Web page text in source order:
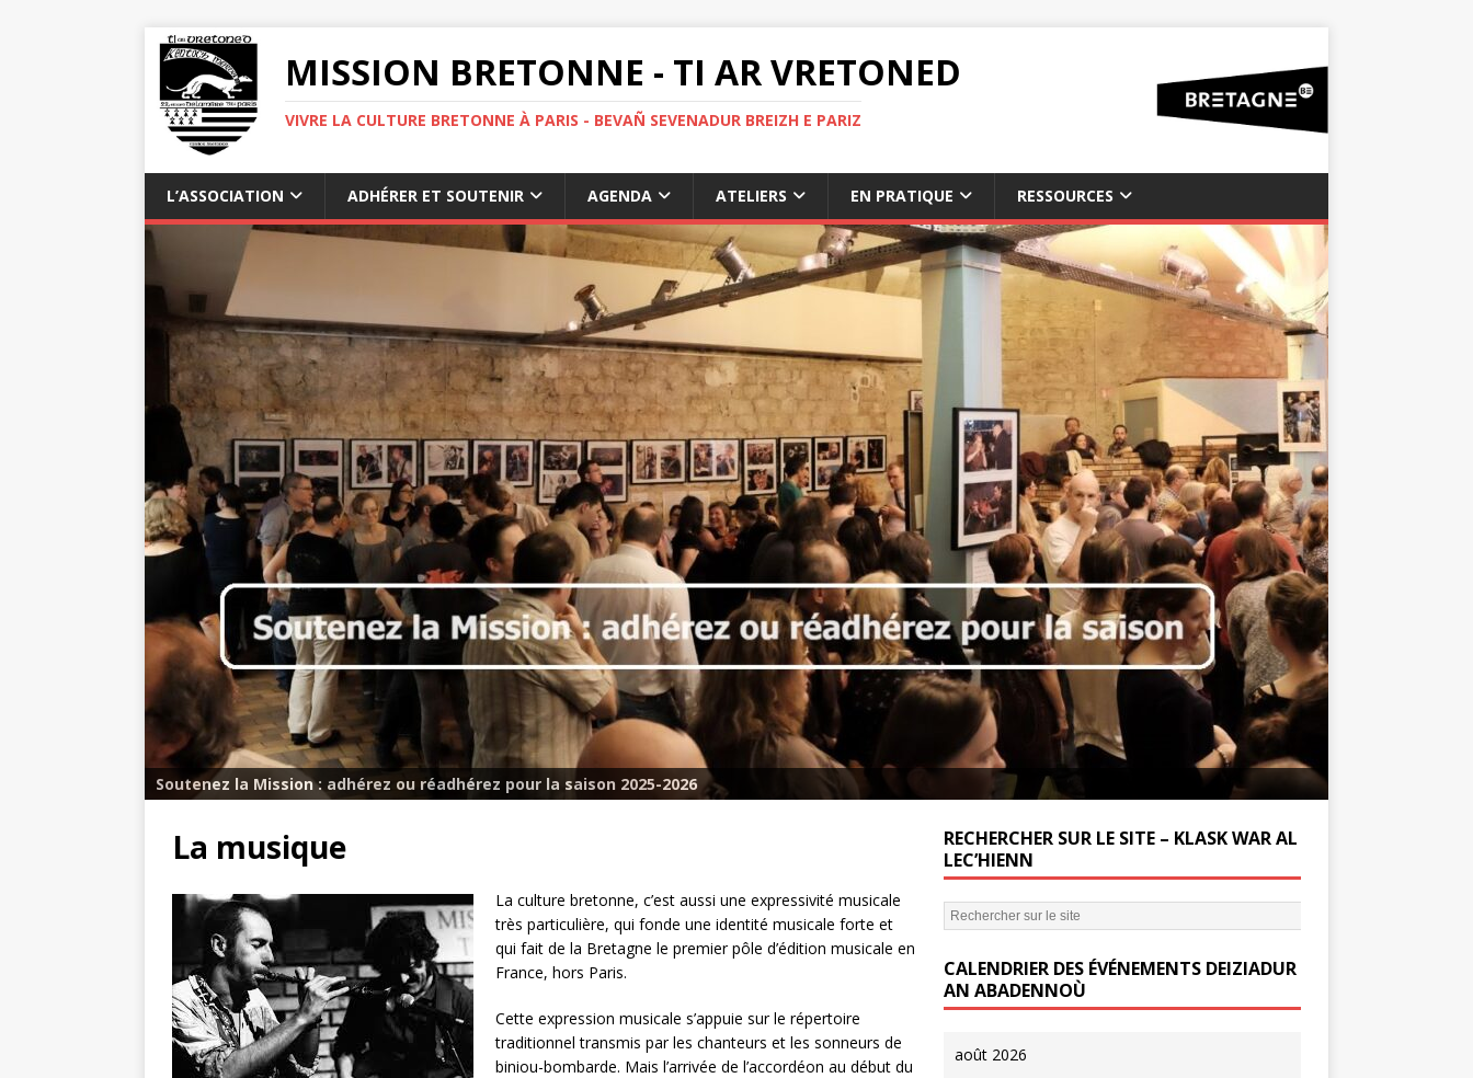
MISSION BRETONNE - TI AR VRETONED
VIVRE LA CULTURE BRETONNE À PARIS - BEVAÑ SEVENADUR BREIZH E PARIZ
L’ASSOCIATION ADHÉRER ET SOUTENIR AGENDA ATELIERS EN PRATIQUE RESSOURCES
Soutenez la Mission : adhérez ou réadhérez pour la saison 2025-2026
La musique
La culture bretonne, c’est aussi une expressivité musicale
très particulière, qui fonde une identité musicale forte et
qui fait de la Bretagne le premier pôle d’édition musicale en
France, hors Paris.
Cette expression musicale s’appuie sur le répertoire
traditionnel transmis par les chanteurs et les sonneurs de
biniou-bombarde. Mais l’arrivée de l’accordéon au début du
RECHERCHER SUR LE SITE – KLASK WAR AL
LEC’HIENN
CALENDRIER DES ÉVÉNEMENTS DEIZIADUR
AN ABADENNOÙ
août 2026